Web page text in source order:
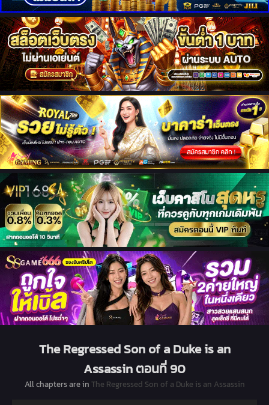
The Regressed Son of a Duke is an
Assassin ตอนที่ 90
All chapters are in The Regressed Son of a Duke is an Assassin